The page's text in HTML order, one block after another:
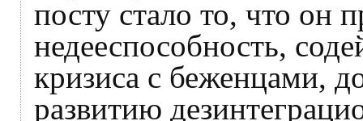
посту стало то, что он
недееспособность,
кризиса с беженцами,
развитию